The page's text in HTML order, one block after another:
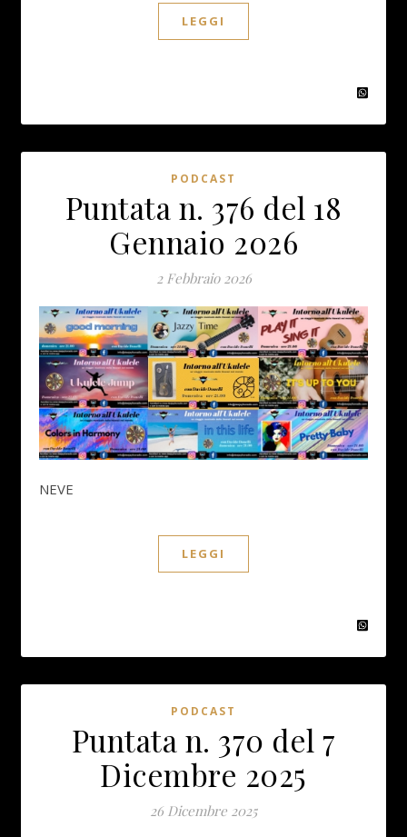
LEGGI
PODCAST
Puntata n. 376 del 18
Gennaio 2026
2 Febbraio 2026
NEVE
LEGGI
PODCAST
Puntata n. 370 del 7
Dicembre 2025
26 Dicembre 2025